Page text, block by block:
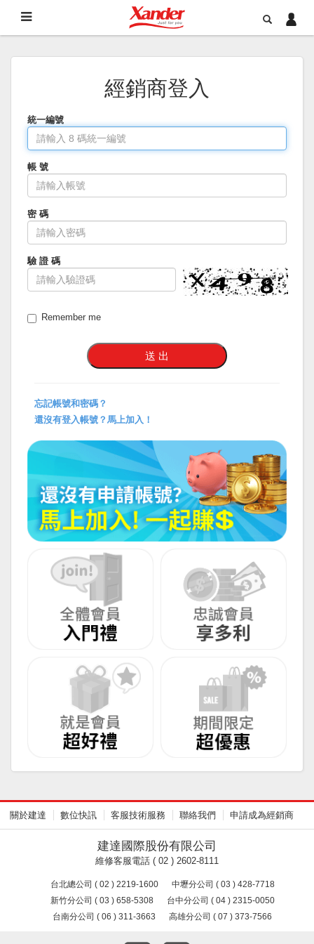
經銷商登入
統一編號
帳 號
密 碼
驗 證 碼
Remember me
忘記帳號和密碼？
還沒有登入帳號？馬上加入！
關於建達 數位快訊 客服技術服務 聯絡我們 申請成為經銷商
建達國際股份有限公司
維修客服電話 ( 02 ) 2602-8111
台北總公司 ( 02 ) 2219-1600
中壢分公司 ( 03 ) 428-7718
新竹分公司 ( 03 ) 658-5308
台中分公司 ( 04 ) 2315-0050
台南分公司 ( 06 ) 311-3663
高雄分公司 ( 07 ) 373-7566